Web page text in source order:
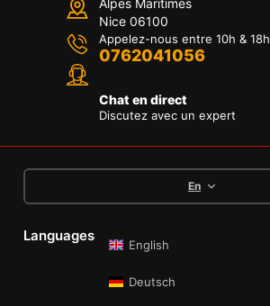
Alpes Maritimes
Nice 06100
Appelez-nous entre 10h & 18h
0762041056
Chat en direct
Discutez avec un expert
En
Languages
English
Deutsch